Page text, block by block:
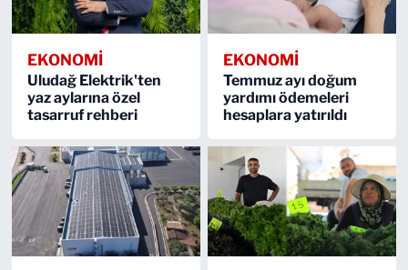
EKONOMİ
Uludağ Elektrik'ten
yaz aylarına özel
tasarruf rehberi
EKONOMİ
Temmuz ayı doğum
yardımı ödemeleri
hesaplara yatırıldı